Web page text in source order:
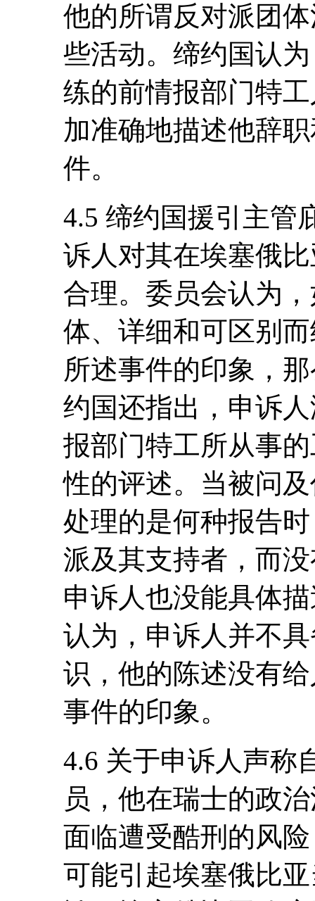
他的所谓反对派团
些活动。缔约国认
练的前情报部门特
加准确地描述他辞
件。
4.5 缔约国援引主管
诉人对其在埃塞俄
合理。委员会认为
体、详细和可区别
所述事件的印象，
约国还指出，申诉
报部门特工所从事
性的评述。当被问
处理的是何种报告
派及其支持者，而
申诉人也没能具体
认为，申诉人并不
识，他的陈述没有
事件的印象。
4.6 关于申诉人声称
员，他在瑞士的政
面临遭受酷刑的风
可能引起埃塞俄比